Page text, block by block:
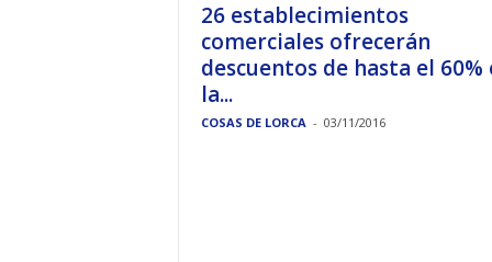
26 establecimientos
comerciales ofrecerán
descuentos de hasta el 60%
la...
COSAS DE LORCA - 03/11/2016